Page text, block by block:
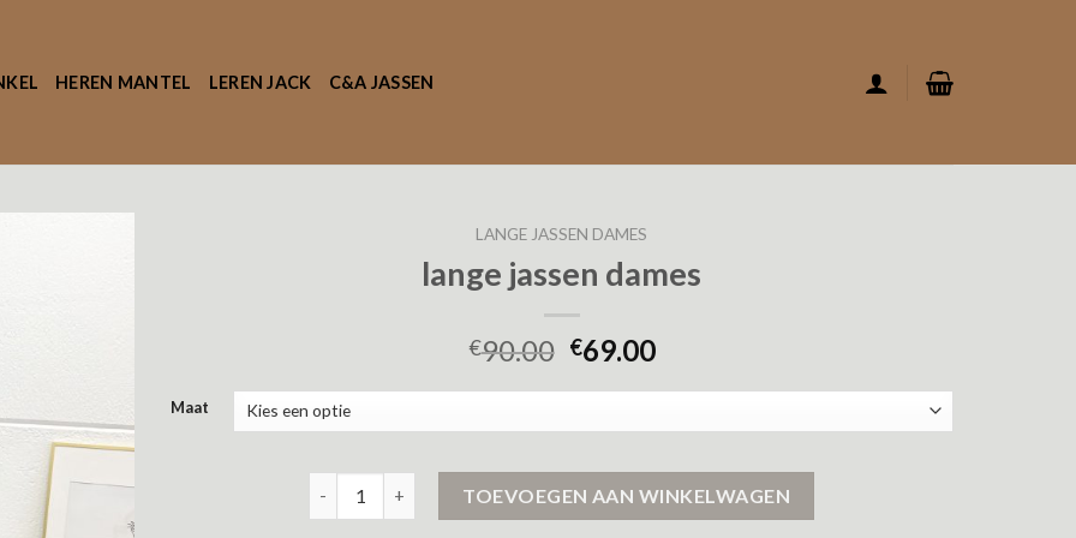
HEREN MANTEL LEREN JACK C&A JASSEN
LANGE JASSEN DAMES
lange jassen dames
€90.00 €69.00
Maat
TOEVOEGEN AAN WINKELWAGEN